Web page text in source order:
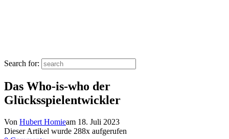
Search for:
Das Who-is-who der
Glücksspielentwickler
Von Hubert Homieam 18. Juli 2023
Dieser Artikel wurde 288x aufgerufen